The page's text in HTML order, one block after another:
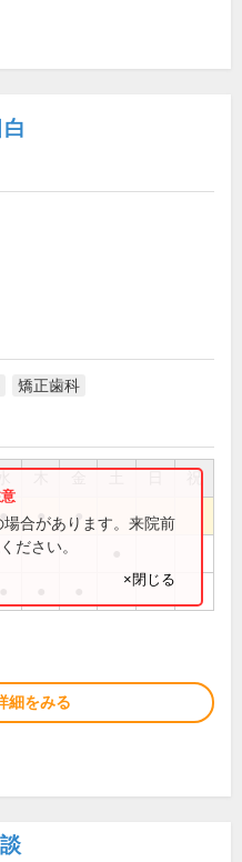
矯正歯科
祝
● ●
合があります。来院前
ださい。
×閉じる
細をみる